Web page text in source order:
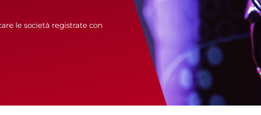
Progetti
Olimpiadi
le società registrate con